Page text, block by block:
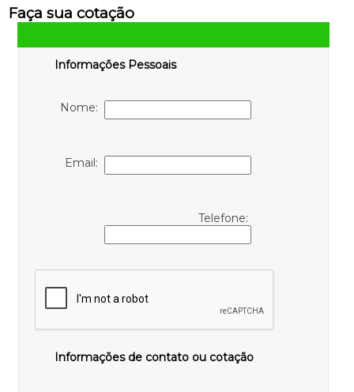
Faça sua cotação
Informações Pessoais
Nome:
Email:
Telefone:
Informações de contato ou cotação